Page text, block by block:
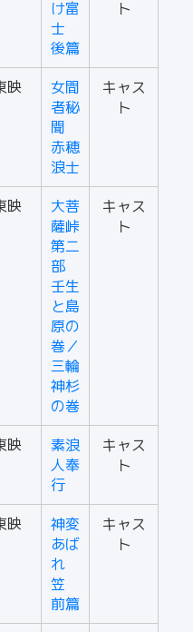
け富
士
後篇
ト
映
女間
者秘
聞
赤穂
浪士
キャス
ト
映
大菩
薩峠
第二
部
壬生
と島
原の
巻／
三輪
神杉
の巻
キャス
ト
映
素浪
人奉
行
キャス
ト
映
神変
あば
れ
笠
前篇
キャス
ト